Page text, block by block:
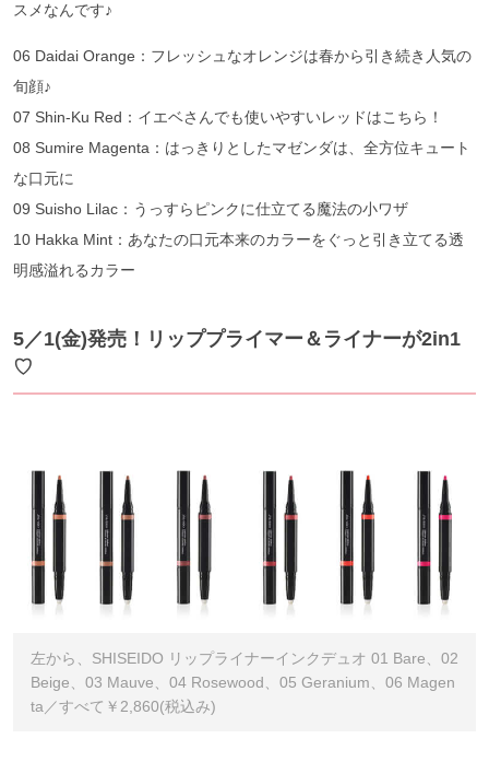
スメなんです♪
06 Daidai Orange：フレッシュなオレンジは春から引き続き人気の
旬顔♪
07 Shin-Ku Red：イエベさんでも使いやすいレッドはこちら！
08 Sumire Magenta：はっきりとしたマゼンダは、全方位キュート
な口元に
09 Suisho Lilac：うっすらピンクに仕立てる魔法の小ワザ
10 Hakka Mint：あなたの口元本来のカラーをぐっと引き立てる透
明感溢れるカラー
5／1(金)発売！リッププライマー＆ライナーが2in1
♡
左から、SHISEIDO リップライナーインクデュオ 01 Bare、02
Beige、03 Mauve、04 Rosewood、05 Geranium、06 Magen
ta／すべて￥2,860(税込み)